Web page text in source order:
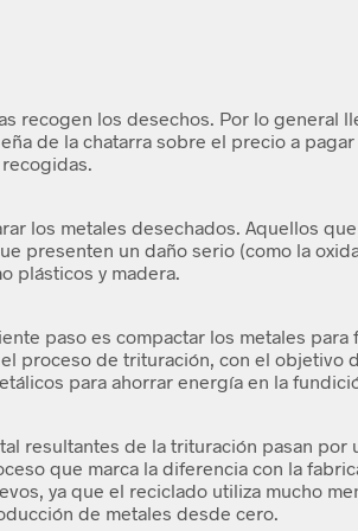
recogen los desechos. Por lo general
de la chatarra sobre el precio a
los metales desechados. Aquellos
presenten un daño serio (como la
plásticos y madera.
paso es compactar los metales para
proceso de trituración, con el objetivo
para ahorrar energía en la
resultantes de la trituración pasan por
que marca la diferencia con la
ya que el reciclado utiliza mucho
de metales desde cero.